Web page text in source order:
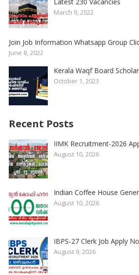
March 9, 2022
Join Job Information Whatsapp Group
June 8, 2022
Kerala Waqf Board
October 1, 2023
Recent Posts
IIMK Recruitment-2026
August 10, 2026
Indian Coffee House
August 10, 2026
IBPS-27 Clerk Job Apply
August 9, 2026